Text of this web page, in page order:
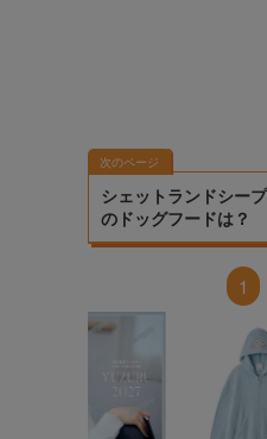
次のページ
シェットランドシー
のドッグフードは？
1